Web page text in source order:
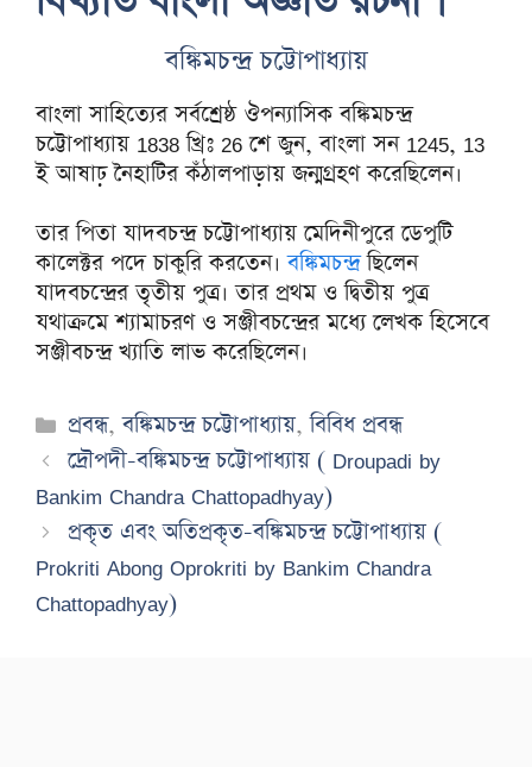
বঙ্কিমচন্দ্র চট্টোপাধ্যায়
বাংলা সাহিত্যের সর্বশ্রেষ্ঠ ঔপন্যাসিক বঙ্কিমচন্দ্র
চট্টোপাধ্যায় 1838 খ্রিঃ 26 শে জুন, বাংলা সন 1245, 13
ই আষাঢ় নৈহাটির কঁঠালপাড়ায় জন্মগ্রহণ করেছিলেন।
তার পিতা যাদবচন্দ্র চট্টোপাধ্যায় মেদিনীপুরে ডেপুটি
কালেক্টর পদে চাকুরি করতেন।বঙ্কিমচন্দ্রছিলেন
যাদবচন্দ্রের তৃতীয় পুত্র। তার প্রথম ও দ্বিতীয় পুত্র
যথাক্রমে শ্যামাচরণ ও সঞ্জীবচন্দ্রের মধ্যে লেখক হিসেবে
সঞ্জীবচন্দ্র খ্যাতি লাভ করেছিলেন।
Categories
প্রবন্ধ,বঙ্কিমচন্দ্র চট্টোপাধ্যায়,বিবিধ প্রবন্ধ
দ্রৌপদী-বঙ্কিমচন্দ্র চট্টোপাধ্যায় ( Droupadi by
Bankim Chandra Chattopadhyay)
প্রকৃত এবং অতিপ্রকৃত-বঙ্কিমচন্দ্র চট্টোপাধ্যায় (
Prokriti Abong Oprokriti by Bankim Chandra
Chattopadhyay)